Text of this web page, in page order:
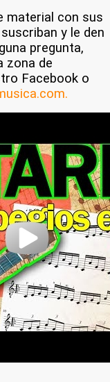
material con sus
y le den
pregunta,
zona de
Facebook o